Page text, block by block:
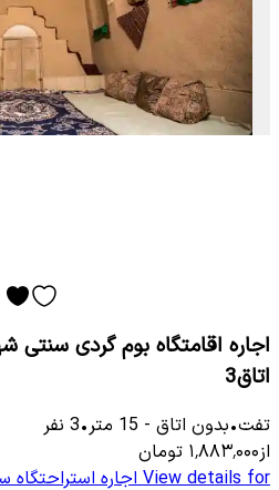
اجاره اقامتگاه بوم گردی
اتاق3
تفت•بدون اتاق -
15 متر•
3 نفر
از۱٬۸۸۳٬۰۰۰ تومان
View details for اجاره